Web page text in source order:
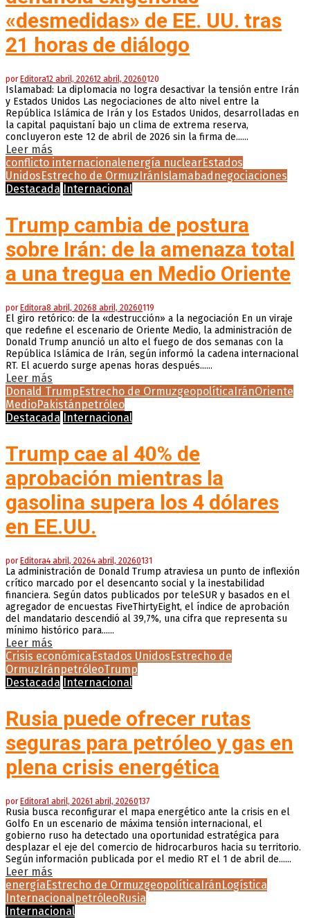
«desmedidas» de EE. UU. tras
21 horas de diálogo
por Editora12 abril, 202612 abril, 20260120
Islamabad: La diplomacia no logra desactivar la tensión entre Irán
y Estados Unidos Las negociaciones de alto nivel entre la
República Islámica de Irán y los Estados Unidos, desarrolladas en
la capital paquistaní bajo un clima de extrema reserva,
concluyeron este 12 de abril de 2026 sin la firma de......
Leer más
conflicto internacionalenergía nuclearEstados
Unidos Estrecho de Ormuz Irán Islamabad negociaciones
Destacada Internacional
Trump cambia de postura
sobre Irán: de la amenaza total
a una tregua en Medio Oriente
por Editora8 abril, 20268 abril, 20260119
El giro retórico: de la «destrucción» a la negociación En un viraje
que redefine el escenario de Oriente Medio, la administración de
Donald Trump anunció un alto el fuego de dos semanas con la
República Islámica de Irán, según informó la cadena internacional
RT. El acuerdo surge apenas horas después......
Leer más
Donald TrumpEstrecho de OrmuzgeopolíticaIránOriente
MedioPakistánpetróleo
Destacada Internacional
Trump cae al 40% de
aprobación mientras la
gasolina supera los 4 dólares
en EE.UU.
porEditora4 abril, 20264 abril, 20260131
La administración de Donald Trump atraviesa un punto de inflexión
crítico marcado por el desencanto social y la inestabilidad
financiera. Según datos publicados por teleSUR y basados en el
agregador de encuestas FiveThirtyEight, el índice de aprobación
del mandatario descendió al 39,7%, una cifra que representa su
mínimo histórico para......
Leer más
Crisis económicaEstados UnidosEstrecho de
OrmuzIránpetróleoTrump
Destacada Internacional
Rusia puede ofrecer rutas
seguras para petróleo y gas en
plena crisis energética
porEditora1 abril, 20261 abril, 20260137
Rusia busca reconfigurar el mapa energético ante la crisis en el
Golfo En un escenario de máxima tensión internacional, el
gobierno ruso ha detectado una oportunidad estratégica para
desplazar el eje del comercio de hidrocarburos hacia su territorio.
Según información publicada por el medio RT el 1 de abril de......
Leer más
energíaEstrecho de OrmuzgeopolíticaIránLogística
InternacionalpetróleoRusia
Internacional